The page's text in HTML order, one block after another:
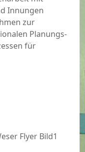
Innungen
zur
Planungs-
für